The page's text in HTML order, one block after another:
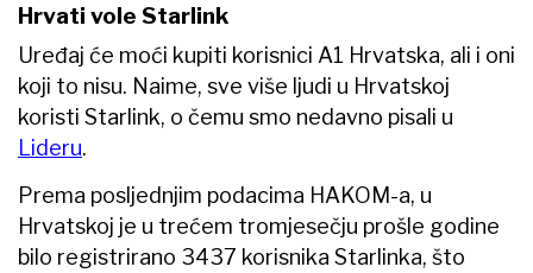
Hrvati vole Starlink
Uređaj će moći kupiti korisnici A1 Hrvatska, ali i oni
koji to nisu. Naime, sve više ljudi u Hrvatskoj
koristi Starlink, o čemu smo nedavno pisali u
Lideru.
Prema posljednjim podacima HAKOM-a, u
Hrvatskoj je u trećem tromjesečju prošle godine
bilo registrirano 3437 korisnika Starlinka, što